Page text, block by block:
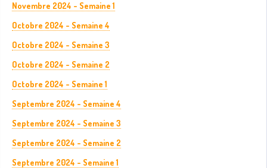
Novembre 2024 - Semaine 1
Octobre 2024 - Semaine 4
Octobre 2024 - Semaine 3
Octobre 2024 - Semaine 2
Octobre 2024 - Semaine 1
Septembre 2024 - Semaine 4
Septembre 2024 - Semaine 3
Septembre 2024 - Semaine 2
Septembre 2024 - Semaine 1